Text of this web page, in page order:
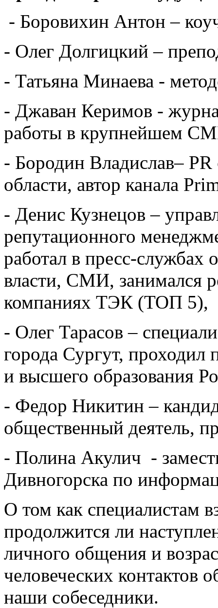
- Боровихин Антон –
- Олег Долгицкий –
- Татьяна Минаева -
- Джаван Керимов -
работы в крупнейшем
- Бородин Владислав– PR
области, автор канала
- Денис Кузнецов –
репутационного
работал в пресс-службах
власти, СМИ, занимался
компаниях ТЭК (ТОП 5),
- Олег Тарасов –
города Сургут, проходил
и высшего образования
- Федор Никитин –
общественный деятель,
- Полина Акулич -
Дивногорска по
О том как специалистам
продолжится ли
личного общения и
человеческих контактов
наши собеседники.